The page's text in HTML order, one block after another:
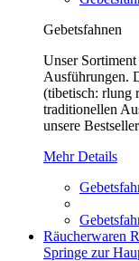
Gebetsfahnen
Unser Sortiment
Ausführungen.
(tibetisch: rlung
traditionellen
unsere
Mehr Details
Räucherwaren
Springe zur